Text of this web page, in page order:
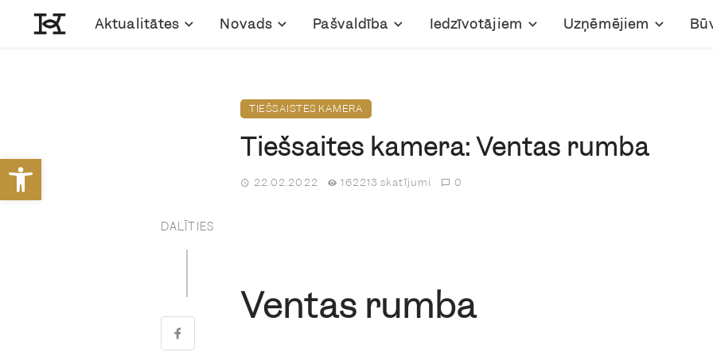
Open toolbar
Aktualitātes Novads Pašvaldība Iedzīvotājiem Uzņēmējiem
TIEŠSAISTES KAMERA
Tiešsaites kamera: Ventas rumba
22.02.2022 162213 skatījumi 0
DALĪTIES
Ventas rumba